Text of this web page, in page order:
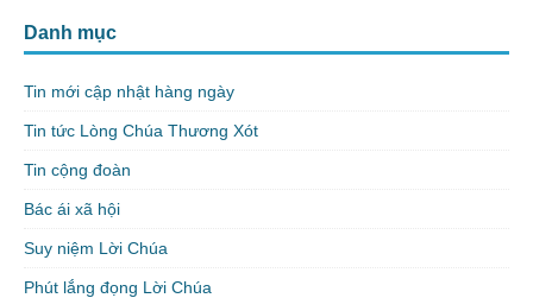
Danh mục
Tin mới cập nhật hàng ngày
Tin tức Lòng Chúa Thương Xót
Tin cộng đoàn
Bác ái xã hội
Suy niệm Lời Chúa
Phút lắng đọng Lời Chúa